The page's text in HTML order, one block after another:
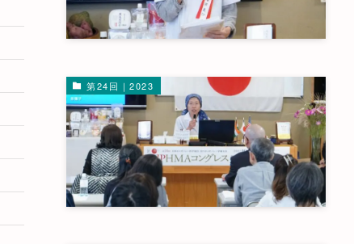
第24回｜2023